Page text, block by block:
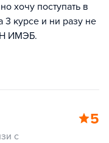
хочу поступать в
курсе и ни разу не
ИМЭБ.
5
с